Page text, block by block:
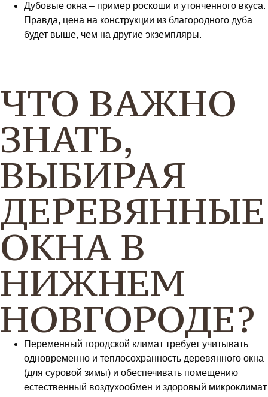
Дубовые окна – пример роскоши и утонченного вкуса.
Правда, цена на конструкции из благородного дуба
будет выше, чем на другие экземпляры.
ЧТО ВАЖНО
ЗНАТЬ,
ВЫБИРАЯ
ДЕРЕВЯННЫЕ
ОКНА В
НИЖНЕМ
НОВГОРОДЕ?
Переменный городской климат требует учитывать
одновременно и теплосохранность деревянного окна
(для суровой зимы) и обеспечивать помещению
естественный воздухообмен и здоровый микроклимат